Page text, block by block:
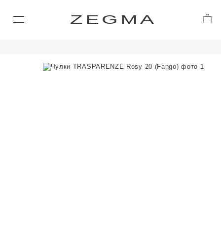
ZEGMA